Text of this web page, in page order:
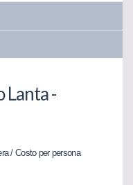
Lanta -
/ Costo per persona